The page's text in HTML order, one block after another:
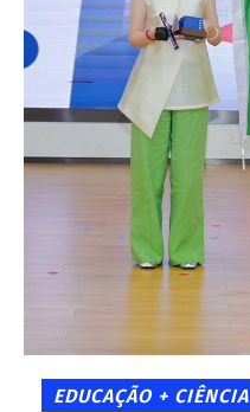
EDUCAÇÃO + CIÊNCIA